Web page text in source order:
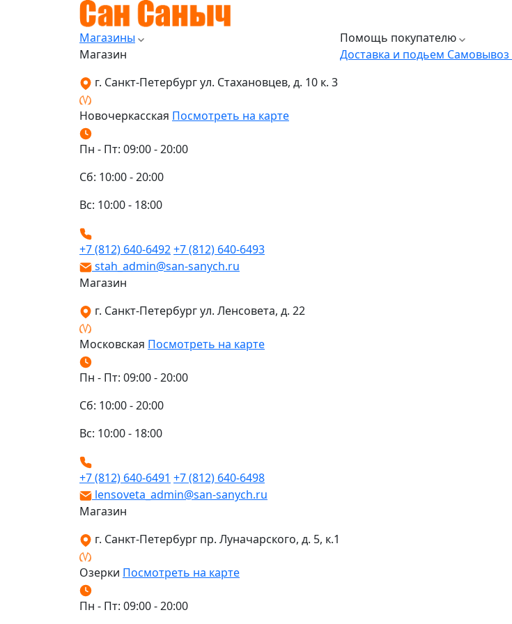
Магазины
Магазин
г. Санкт-Петербург ул. Стахановцев, д. 10 к. 3
Новочеркасская Посмотреть на карте
Пн - Пт: 09:00 - 20:00
Сб: 10:00 - 20:00
Вс: 10:00 - 18:00
+7 (812) 640-6492+7 (812) 640-6493
stah_admin@san-sanych.ru
Магазин
г. Санкт-Петербург ул. Ленсовета, д. 22
Московская Посмотреть на карте
Пн - Пт: 09:00 - 20:00
Сб: 10:00 - 20:00
Вс: 10:00 - 18:00
+7 (812) 640-6491 +7 (812) 640-6498
lensoveta_admin@san-sanych.ru
Магазин
г. Санкт-Петербург пр. Луначарского, д. 5, к.1
Озерки Посмотреть на карте
Пн - Пт: 09:00 - 20:00
Помощь покупателю
Доставка и подьем Самовывоз